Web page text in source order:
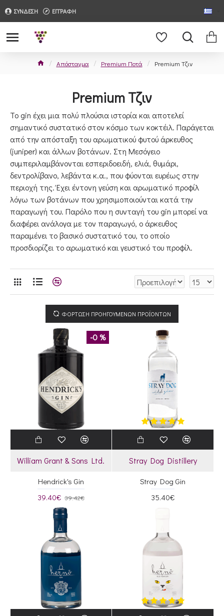
ΣΥΝΔΕΣΗ ΕΓΓΡΑΦΗ
Απόσταγμα Premium Ποτά Premium Τζιν
Premium Τζιν
Το gin έχει μια πολύ πλούσια ιστορία και αποτελεί
σημαντικό συστατικό στον κόσμο των κοκτέιλ. Παράγεται
από την απόσταξη του αρωματικού φυτού άρκευθος
(juniper) και άλλων βοτάνων. Στη Μεσόγειο
συμπεριλαμβάνονται εσπεριδοειδή, ελιά, θυμάρι,
δεντρολίβανο, λεβάντα κ.α., που φύονται ευρέως στην
περιοχή της. Έχει έντονη γεύση και αρωματικό προφίλ
λόγω των βοτάνων που χρησιμοποιούνται κατά την
παραγωγή του. Παρόλο που η συνταγή του gin μπορεί να
διαφέρει ανάλογα με τον παραγωγό, ο άρκευθος
παραμένει το βασικό συστατικό του, το οποίο
προσδιορίζει το αρωματικό και γευστικό του προφίλ.
ΦΟΡΤΩΣΗ ΠΡΟΗΓΟΥΜΕΝΩΝ ΠΡΟΪΟΝΤΩΝ
-0 %
William Grant & Sons Ltd.
Hendrick's Gin
39.40€ 39.42€
Stray Dog Distillery
Stray Dog Gin
35.40€